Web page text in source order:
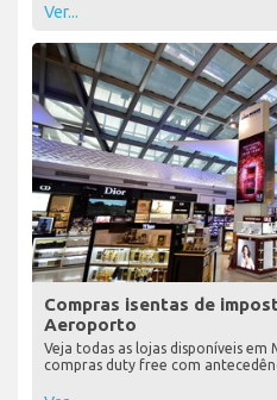
Ver...
Compras isentas de
Aeroporto
Veja todas as lojas disponíveis
compras duty free com